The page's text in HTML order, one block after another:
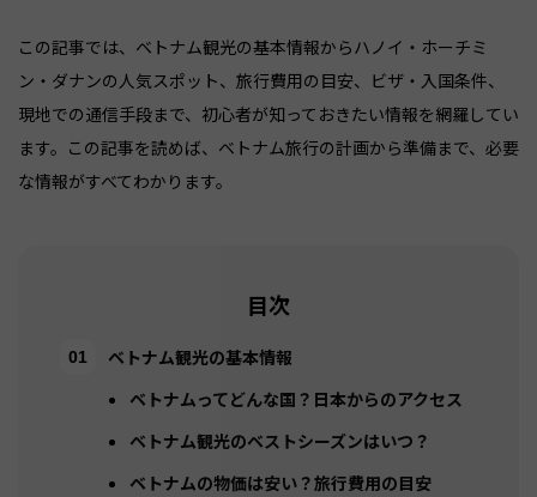
この記事では、ベトナム観光の基本情報からハノイ・ホーチミ
ン・ダナンの人気スポット、旅行費用の目安、ビザ・入国条件、
現地での通信手段まで、初心者が知っておきたい情報を網羅してい
ます。この記事を読めば、ベトナム旅行の計画から準備まで、必要
な情報がすべてわかります。
目次
ベトナム観光の基本情報
ベトナムってどんな国？日本からのアクセス
ベトナム観光のベストシーズンはいつ？
ベトナムの物価は安い？旅行費用の目安